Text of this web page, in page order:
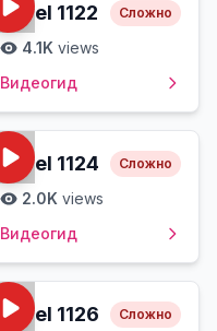
Level 1122 Сложно
4.1K views
Видеогид
Level 1124 Сложно
2.0K views
Видеогид
Level 1126 Сложно